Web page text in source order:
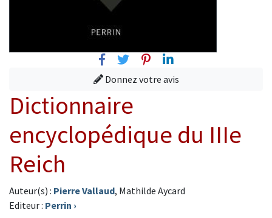
FacebookTwitterPinterest
Linkedin
Donnez votre avis
Dictionnaire
encyclopédique du IIIe
Reich
Auteur(s) : Pierre Vallaud, Mathilde Aycard
Editeur : Perrin ›